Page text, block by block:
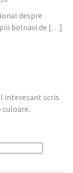
despre
bolnavi de […]
interesant scris